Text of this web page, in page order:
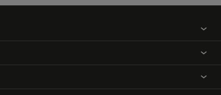
Üzlet kereső
Inspiráció